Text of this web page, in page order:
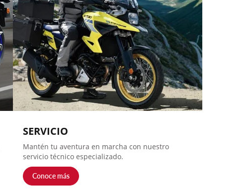
SERVICIO
Mantén tu aventura en marcha con nuestro
servicio técnico especializado.
Conoce más